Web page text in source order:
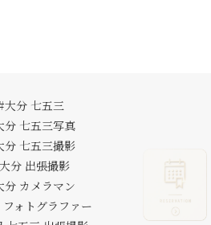
大分 七五三
分 七五三写真
分 七五三撮影
分 出張撮影
分 カメラマン
ォトグラファー